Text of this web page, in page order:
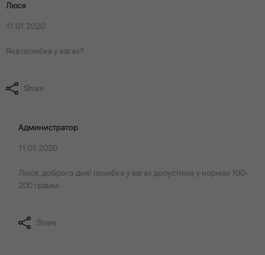
Люся
11.01.2020
Яка похибка у вагах?
Share
Администратор
11.01.2020
Люся, доброго дня! похибка у вагах допустима у нормах 100-
200 грамм.
Share